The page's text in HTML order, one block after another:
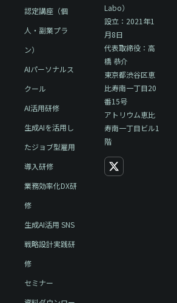
認定講座（個
人・副業プラ
ン）
AIパーソナルス
クール
AI活用研修
生成AIを活用し
たジョブ型雇用
導入研修
業務効率化DX研
修
生成AI活用 SNS
戦略設計実践研
修
セミナー
Labo）
設立：2021年1
月8日
代表取締役：高
橋 恭介
東京都渋谷区恵
比寿南一丁目20
番15号
アトリウム恵比
寿南一丁目ビル1
階